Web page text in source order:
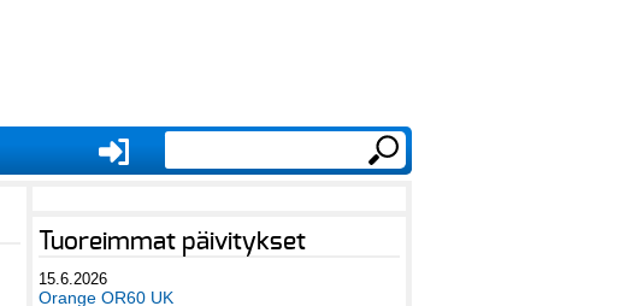
Tuoreimmat päivitykset
15.6.2026
Orange OR60 UK